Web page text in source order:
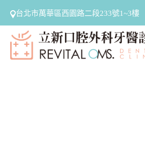
台北市萬華區西園路二段233號1~3樓